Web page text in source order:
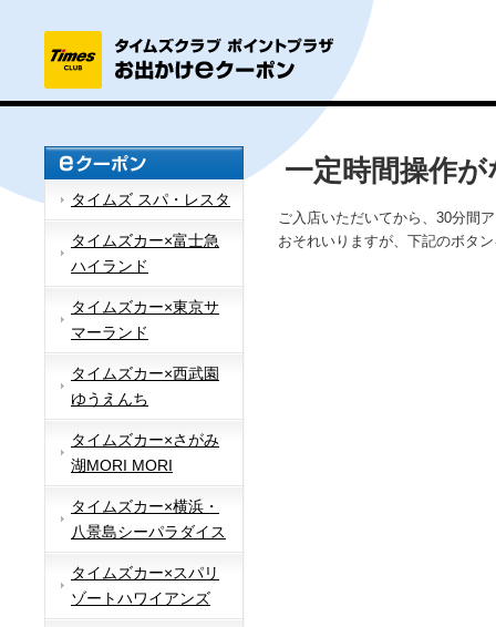
タイムズ スパ・レスタ
タイムズカー×富士急
ハイランド
タイムズカー×東京サ
マーランド
タイムズカー×西武園
ゆうえんち
タイムズカー×さがみ
湖MORI MORI
タイムズカー×横浜・
八景島シーパラダイス
タイムズカー×スパリ
ゾートハワイアンズ
一定時間操作
ご入店いただいてから、30分間
おそれいりますが、下記のボタ